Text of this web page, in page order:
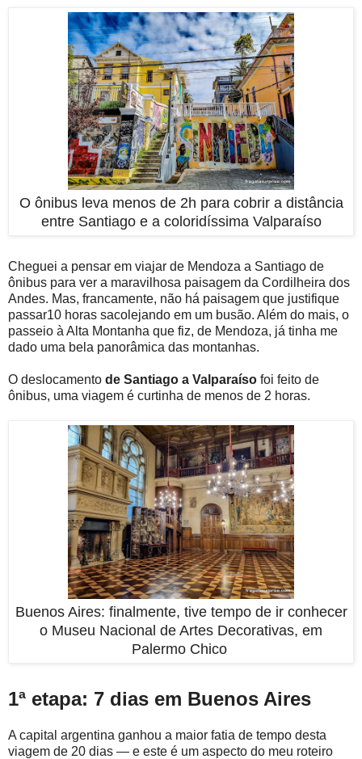
O ônibus leva menos de 2h para cobrir a distância
entre Santiago e a coloridíssima Valparaíso
Cheguei a pensar em viajar de Mendoza a Santiago de
ônibus para ver a maravilhosa paisagem da Cordilheira dos
Andes. Mas, francamente, não há paisagem que justifique
passar10 horas sacolejando em um busão. Além do mais, o
passeio à Alta Montanha que fiz, de Mendoza, já tinha me
dado uma bela panorâmica das montanhas.
O deslocamento de Santiago a Valparaíso foi feito de
ônibus, uma viagem é curtinha de menos de 2 horas.
Buenos Aires: finalmente, tive tempo de ir conhecer
o Museu Nacional de Artes Decorativas, em
Palermo Chico
1ª etapa: 7 dias em Buenos Aires
A capital argentina ganhou a maior fatia de tempo desta
viagem de 20 dias — e este é um aspecto do meu roteiro